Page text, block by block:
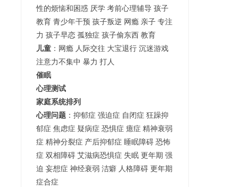
性的烦恼和困惑 厌学 考前心理辅导 孩子
教育 青少年干预 孩子叛逆 网瘾 亲子 专注
力 孩子早恋 孤独症 孩子偷东西 教育
儿童：网瘾 人际交往 大宝退行 沉迷游戏
注意力不集中 暴力 打人
催眠
心理测试
家庭系统排列
心理问题：抑郁症 强迫症 自闭症 狂躁抑
郁症 焦虑症 疑病症 恐惧症 癔症 精神衰弱
症 精神分裂症 产后抑郁症 睡眠障碍 恐怖
症 双相障碍 艾滋病恐惧症 失眠 更年期 强
迫 妄想症 神经衰弱 洁癖 人格障碍 更年期
症合症